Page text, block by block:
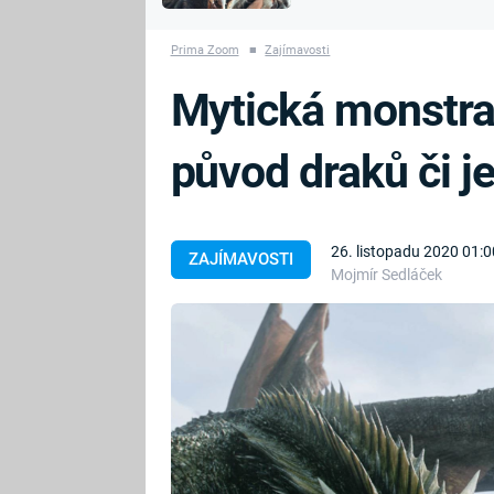
PRVNÍ SVĚTOVÁ
BRITSKÁ
RODINA
Prima Zoom ■ Zajímavosti
ZAJÍMAVOSTI
26. listopadu 2020
Mojmír Sedláček
Mytická
původ draků či